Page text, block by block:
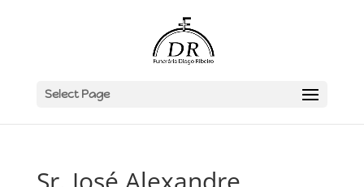
Select Page